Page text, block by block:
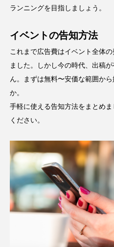
ランニングを目指しましょう。
イベントの告知方法
これまで広告費はイベント全体
ました。しかし今の時代、出稿
ん。まずは無料〜安価な範囲か
か。
手軽に使える告知方法をまとめ
ください。